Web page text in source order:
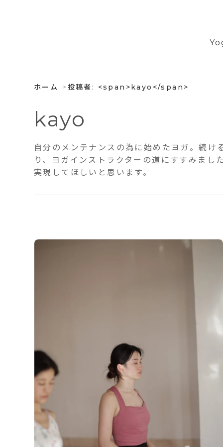
ホーム 投稿者: <span>kayo</span>
kayo
自分のメンテナンスの為に始めたヨガ。続
り、ヨガインストラクターの道にすすみま
実現してほしいと思います。